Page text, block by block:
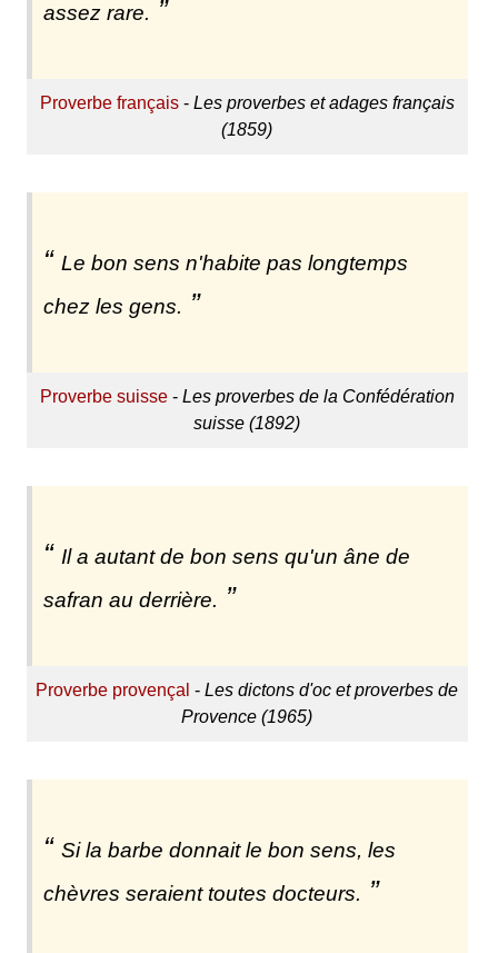
assez rare.
Proverbe français- Les proverbes et adages français
(1859)
Le bon sens n'habite pas longtemps
chez les gens.
Proverbe suisse- Les proverbes de la Confédération
suisse (1892)
Il a autant de bon sens qu'un âne de
safran au derrière.
Proverbe provençal -Les dictons d'oc et proverbes de
Provence (1965)
Si la barbe donnait le bon sens, les
chèvres seraient toutes docteurs.